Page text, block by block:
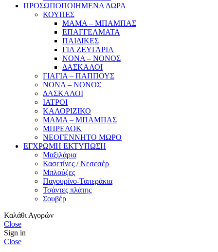
ΠΡΟΣΩΠΟΠΟΙΗΜΕΝΑ ΔΩΡΑ
ΚΟΥΠΕΣ
ΜΑΜΑ – ΜΠΑΜΠΑΣ
ΕΠΑΓΓΕΛΜΑΤΑ
ΠΑΙΔΙΚΕΣ
ΓΙΑ ΖΕΥΓΑΡΙΑ
ΝΟΝΑ – ΝΟΝΟΣ
ΔΑΣΚΑΛΟΙ
ΓΙΑΓΙΑ – ΠΑΠΠΟΥΣ
ΝΟΝΑ – ΝΟΝΟΣ
ΔΑΣΚΑΛΟΙ
ΙΑΤΡΟΙ
ΚΑΛΟΡΙΖΙΚΟ
ΜΑΜΑ – ΜΠΑΜΠΑΣ
ΜΠΡΕΛΟΚ
ΝΕΟΓΕΝΝΗΤΟ ΜΩΡΟ
ΕΓΧΡΩΜΗ ΕΚΤΥΠΩΣΗ
Μαξιλάρια
Κασετίνες / Νεσεσέρ
Μπλούζες
Παγουρίνο-Ταπεράκια
Τσάντες πλάτης
Σουβέρ
Καλάθι Αγορών
Close
Sign in
Close